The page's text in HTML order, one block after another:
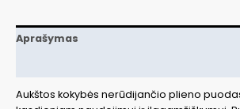
Aprašymas
Aukštos kokybės nerūdijančio plieno